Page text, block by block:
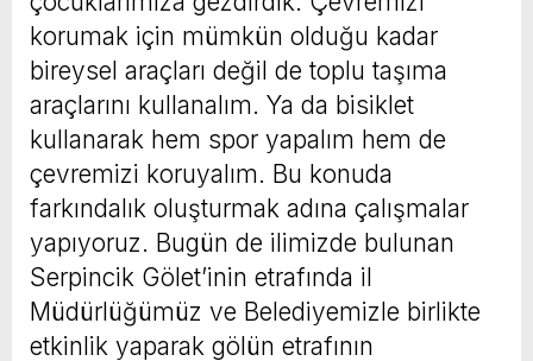
korumak için mümkün olduğu kadar
bireysel araçları değil de toplu taşıma
araçlarını kullanalım. Ya da bisiklet
kullanarak hem spor yapalım hem de
çevremizi koruyalım. Bu konuda
farkındalık oluşturmak adına çalışmalar
yapıyoruz. Bugün de ilimizde bulunan
Serpincik Gölet’inin etrafında il
Müdürlüğümüz ve Belediyemizle birlikte
etkinlik yaparak gölün etrafının